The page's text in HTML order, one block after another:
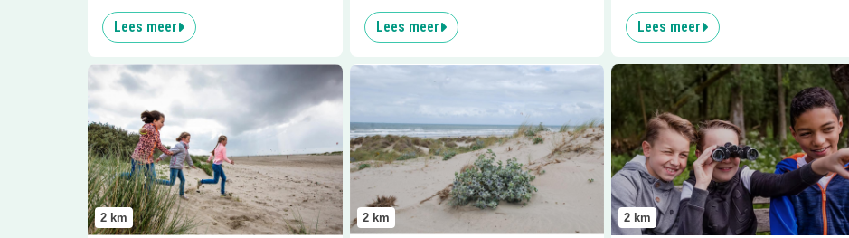
Lees meer Lees meer Lees meer
2 km
Lees meer Speurtocht door de duinen
2 km
Lees meer Dwalen door duinen
2 km
Lees meer Doe-routes voor kinderen